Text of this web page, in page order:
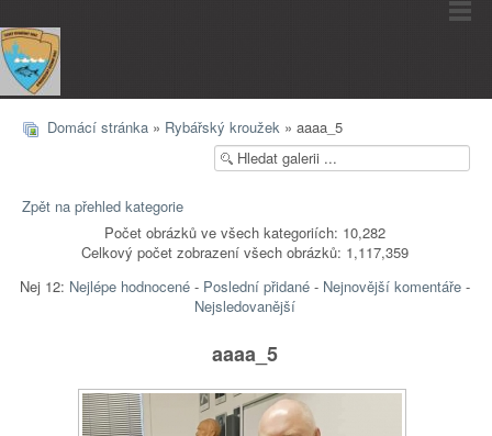
Domácí stránka » Rybářský kroužek » aaaa_5
Zpět na přehled kategorie
Počet obrázků ve všech kategoriích: 10,282
Celkový počet zobrazení všech obrázků: 1,117,359
Nej 12: Nejlépe hodnocené- Poslední přidané- Nejnovější komentáře-
Nejsledovanější
aaaa_5